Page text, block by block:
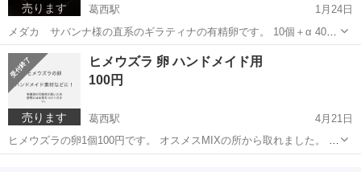
売ります 葛西駅
1月24日
メダカ サバンナ様の直系のギラティナの有精卵です。 10個＋α 400
円 15個＋α 450円です。 葛西駅付近か、ローソン葛西環七通り店
で、タレ瓶に入れたものを引き渡しになります。
東京 葛西駅 ギラティナ
売ります
ヒメウズラ 卵 ハンドメイド用
100円
葛西駅
4月21日
ヒメウズラの卵1個100円です。 オスメスMIXの所から取れました。 ハ
ンドメイド用などにお使いください。 受け渡し後、一切の責任は負え